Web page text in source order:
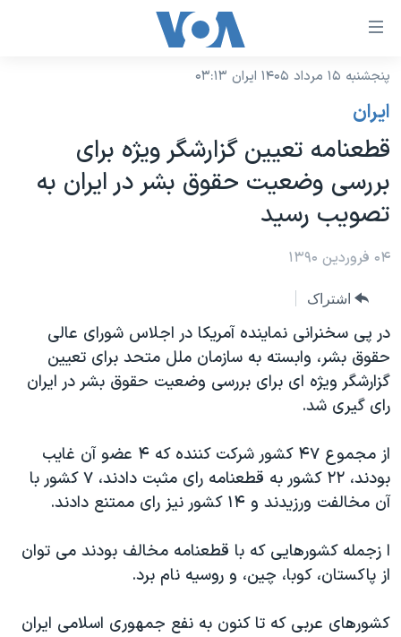
لینکهای
دسترسی
جهش
محتوای
اصلی
جهش
صفحه
جهش
به
جستجو
نسخه سبک وب‌سایت
موضوع ها
ایران
آمریکا
جهان
ورزشی
ویژه برنامه‌ها
ویدیوها
فرهنگ و زندگی
حقوق شهروندی
اقتصادی
علم و فناوری
اسرائیل در جنگ
گالری عکس
برنامه های تلویزیونی
جدول برنامه ها
صفحه‌های ویژه
جام جهانی ۲۰۲۶
۲۵۰سالگی آمریکا
بایگانی برنامه‌های تلویزیونی
مستندها
انتخابات ریاست جمهوری آمریکا ۲۰۲۴
حمله جمهوری اسلامی به اسرائیل
ورزش زنان در ایران
اعتراضات زن، زندگی، آزادی
فرکانس‌های صدای آمریکا
پخش رادیویی
یادگیری زبان انگلیسی
دنبال کنید
زبانهای مختلف
پنجشنبه ۱۵ مرداد ۱۴۰۵ ایران ۰۳:۱۳
ايران
قطعنامه تعیین گزارشگر ویژه برای
بررسی وضعیت حقوق بشر در ایران به
تصویب رسید
۰۴ فروردین ۱۳۹۰
اشتراک
در پی سخنرانی نماینده آمریکا در اجلاس شورای عالی
حقوق بشر، وابسته به سازمان ملل متحد برای تعیین
گزارشگر ویژه ای برای بررسی وضعیت حقوق بشر در ایران
رای گیری شد.
از مجموع ۴۷ کشور شرکت کننده که ۴ عضو آن غایب
بودند، ۲۲ کشور به قطعنامه رای مثبت دادند، ۷ کشور با
آن مخالفت ورزیدند و ۱۴ کشور نیز رای ممتنع دادند.
ا زجمله کشورهایی که با قطعنامه مخالف بودند می توان
از پاکستان، کوبا، چین، و روسیه نام برد.
کشورهای عربی که تا کنون به نفع جمهوری اسلامی ایران